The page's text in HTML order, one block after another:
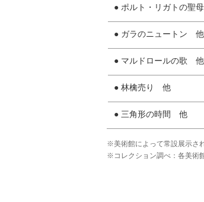
● ポルト・リガトの聖母
● ガラのニュートン 他
● マルドロールの歌 他
● 林檎売り 他
● 三角形の時間 他
※美術館によって常設展示さ
※コレクション調べ：各美術